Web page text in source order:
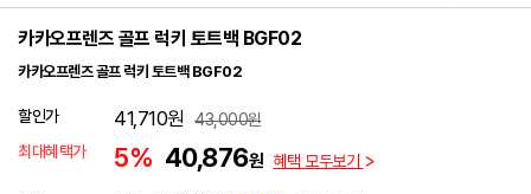
카카오프렌즈 골프 럭키 토트백 BGF02
카카오프렌즈 골프 럭키 토트백 BGF02
할인가 41,710원 43,000원
최대혜택가
5% 40,876원 혜택 모두보기